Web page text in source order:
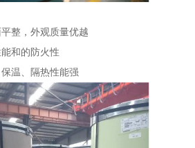
整，外观质量优越
和的防火性
温、隔热性能强